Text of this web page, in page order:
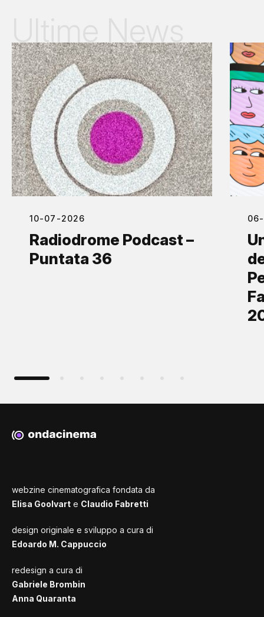
10-07-2026
Radiodrome Podcast –
Puntata 36
webzine cinematografica fondata da
Elisa Goolvart e Claudio Fabretti
design originale e sviluppo a cura di
Edoardo M. Cappuccio
redesign a cura di
Gabriele Brombin
Anna Quaranta